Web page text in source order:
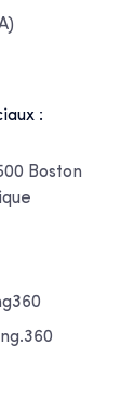
:
Boston